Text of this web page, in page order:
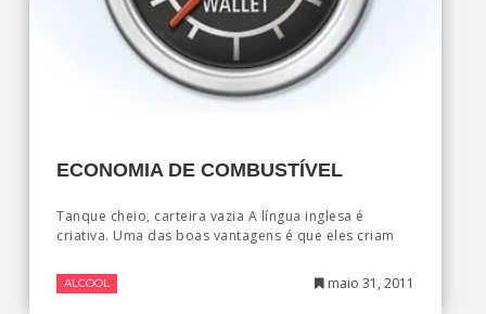
ECONOMIA DE COMBUSTÍVEL
Tanque cheio, carteira vazia A língua inglesa é
criativa. Uma das boas vantagens é que eles criam
ALCOOL maio 31, 2011